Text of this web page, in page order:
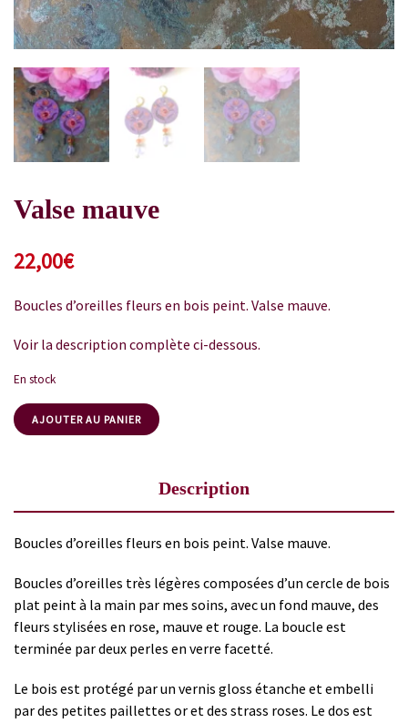
Valse mauve
22,00€
Boucles d’oreilles fleurs en bois peint. Valse mauve.
Voir la description complète ci-dessous.
En stock
AJOUTER AU PANIER
Description
Boucles d’oreilles fleurs en bois peint. Valse mauve.
Boucles d’oreilles très légères composées d’un cercle de bois
plat peint à la main par mes soins, avec un fond mauve, des
fleurs stylisées en rose, mauve et rouge. La boucle est
terminée par deux perles en verre facetté.
Le bois est protégé par un vernis gloss étanche et embelli
par des petites paillettes or et des strass roses. Le dos est